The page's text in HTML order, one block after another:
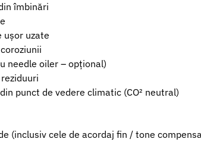
îmbinări
ușor uzate
needle oiler – opțional)
punct de vedere climatic (CO² neutral)
(inclusiv cele de acordaj fin / tone